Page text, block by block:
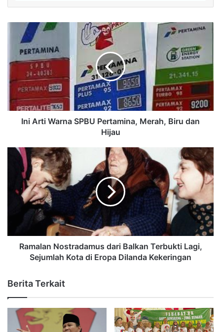
Ini Arti Warna SPBU Pertamina, Merah, Biru dan
Hijau
Ramalan Nostradamus dari Balkan Terbukti Lagi,
Sejumlah Kota di Eropa Dilanda Kekeringan
Berita Terkait